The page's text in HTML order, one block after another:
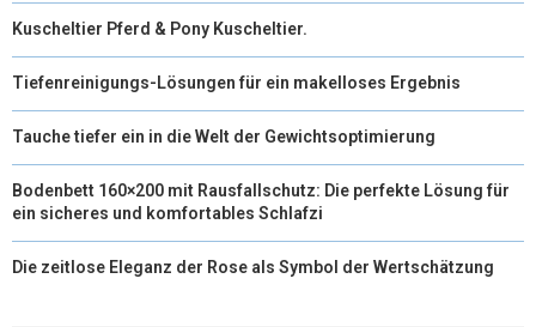
Kuscheltier Pferd & Pony Kuscheltier.
Tiefenreinigungs-Lösungen für ein makelloses Ergebnis
Tauche tiefer ein in die Welt der Gewichtsoptimierung
Bodenbett 160×200 mit Rausfallschutz: Die perfekte Lösung für
ein sicheres und komfortables Schlafzi
Die zeitlose Eleganz der Rose als Symbol der Wertschätzung